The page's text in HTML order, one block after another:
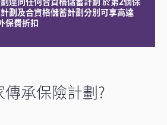
劃及合資格儲蓄計劃分別可享高達
保費折扣
承保險計劃?